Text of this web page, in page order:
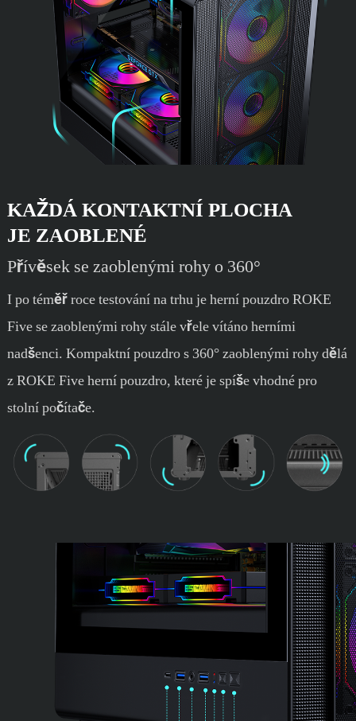
KAŽDÁ KONTAKTNÍ PLOCHA
JE ZAOBLENÉ
Přívěsek se zaoblenými rohy o 360°
I po téměř roce testování na trhu je herní pouzdro ROKE
Five se zaoblenými rohy stále vřele vítáno herními
nadšenci. Kompaktní pouzdro s 360° zaoblenými rohy dělá
z ROKE Five herní pouzdro, které je spíše vhodné pro
stolní počítače.